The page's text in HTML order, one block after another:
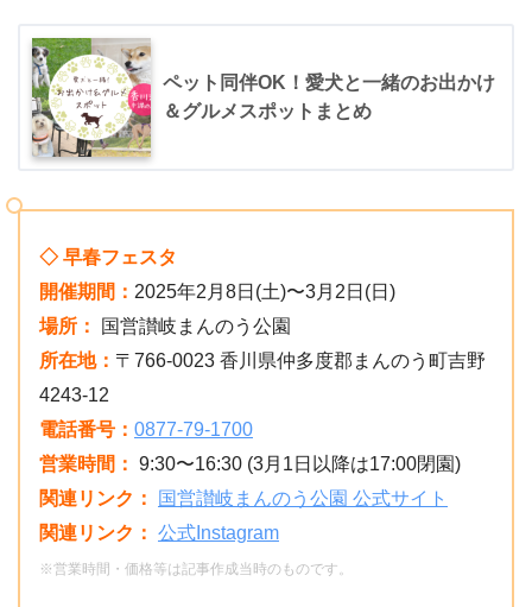
ペット同伴OK！愛犬と一緒のお出かけ
＆グルメスポットまとめ
◇ 早春フェスタ
開催期間： 2025年2月8日(土)〜3月2日(日)
場所：
国営讃岐まんのう公園
所在地： 〒766-0023 香川県仲多度郡まんのう町吉野
4243-12
電話番号： 0877-79-1700
営業時間： 9:30〜16:30 (3月1日以降は17:00閉園)
関連リンク：
国営讃岐まんのう公園 公式サイト
関連リンク： 公式Instagram
※営業時間・価格等は記事作成当時のものです。